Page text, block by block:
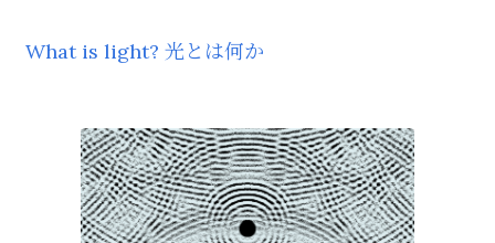
What is light? 光とは何か